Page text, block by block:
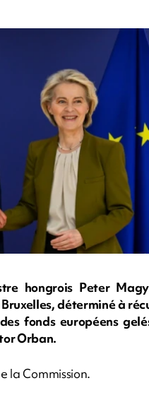
hongrois Peter
déterminé à
fonds européens
Orban.
la Commission.